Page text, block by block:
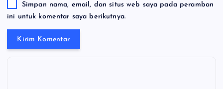
Simpan nama, email, dan situs web saya pada peramban
ini untuk komentar saya berikutnya.